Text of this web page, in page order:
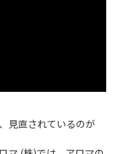
見直されているのが